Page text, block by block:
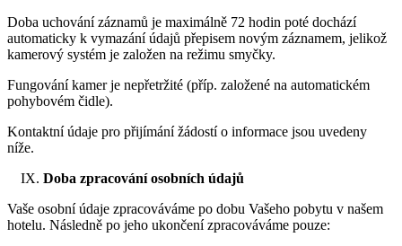
Doba uchování záznamů je maximálně 72 hodin poté dochází
automaticky k vymazání údajů přepisem novým záznamem, jelikož
kamerový systém je založen na režimu smyčky.
Fungování kamer je nepřetržité (příp. založené na automatickém
pohybovém čidle).
Kontaktní údaje pro přijímání žádostí o informace jsou uvedeny
níže.
Doba zpracování osobních údajů
Vaše osobní údaje zpracováváme po dobu Vašeho pobytu v našem
hotelu. Následně po jeho ukončení zpracováváme pouze: